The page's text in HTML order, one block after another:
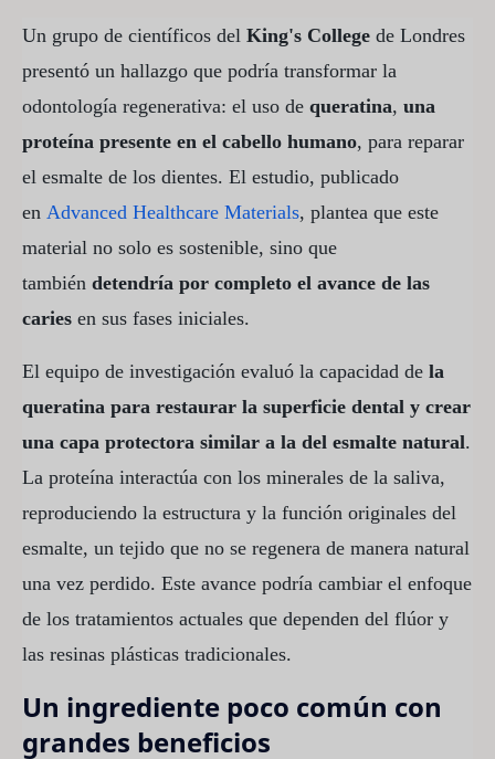
Un grupo de científicos del King's College de Londres
presentó un hallazgo que podría transformar la
odontología regenerativa: el uso de queratina, una
proteína presente en el cabello humano, para reparar
el esmalte de los dientes. El estudio, publicado
en Advanced Healthcare Materials, plantea que este
material no solo es sostenible, sino que
también detendría por completo el avance de las
caries en sus fases iniciales.
El equipo de investigación evaluó la capacidad de la
queratina para restaurar la superficie dental y crear
una capa protectora similar a la del esmalte natural.
La proteína interactúa con los minerales de la saliva,
reproduciendo la estructura y la función originales del
esmalte, un tejido que no se regenera de manera natural
una vez perdido. Este avance podría cambiar el enfoque
de los tratamientos actuales que dependen del flúor y
las resinas plásticas tradicionales.
Un ingrediente poco común con
grandes beneficios